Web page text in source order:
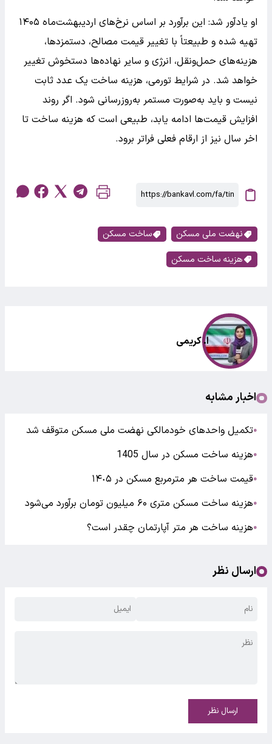
او یادآور شد: این برآورد بر اساس نرخ‌های اردیبهشت‌ماه ۱۴۰۵
تهیه شده و طبیعتاً با تغییر قیمت مصالح، دستمزدها،
هزینه‌های حمل‌ونقل، انرژی و سایر نهاده‌ها دستخوش تغییر
خواهد شد. در شرایط تورمی، هزینه ساخت یک عدد ثابت
نیست و باید به‌صورت مستمر به‌روزرسانی شود. اگر روند
افزایش قیمت‌ها ادامه یابد، طبیعی است که هزینه ساخت تا
اخر سال نیز از ارقام فعلی فراتر برود.
نهضت ملی مسکن
ساخت مسکن
هزینه ساخت مسکن
ا. کریمی
اخبار مشابه
●تکمیل واحدهای خودمالکی نهضت ملی مسکن متوقف شد
●هزینه ساخت مسکن در سال 1405
●قیمت ساخت هر مترمربع مسکن در ۱۴٠۵
●هزینه ساخت مسکن متری ۶۰ میلیون تومان برآورد می‌شود
●هزینه ساخت هر متر آپارتمان چقدر است؟
ارسال نظر
ارسال نظر